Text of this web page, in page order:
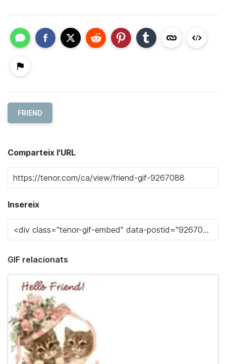
FRIEND
Comparteix l'URL
Insereix
GIF relacionats